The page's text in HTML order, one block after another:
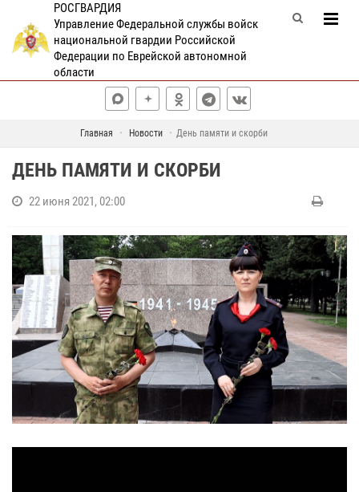
РОСГВАРДИЯ
Управление Федеральной службы войск
национальной гвардии Российской
Федерации по Еврейской автономной
области
Главная Новости День памяти и скорби
ДЕНЬ ПАМЯТИ И СКОРБИ
22 июня 2021, 02:00